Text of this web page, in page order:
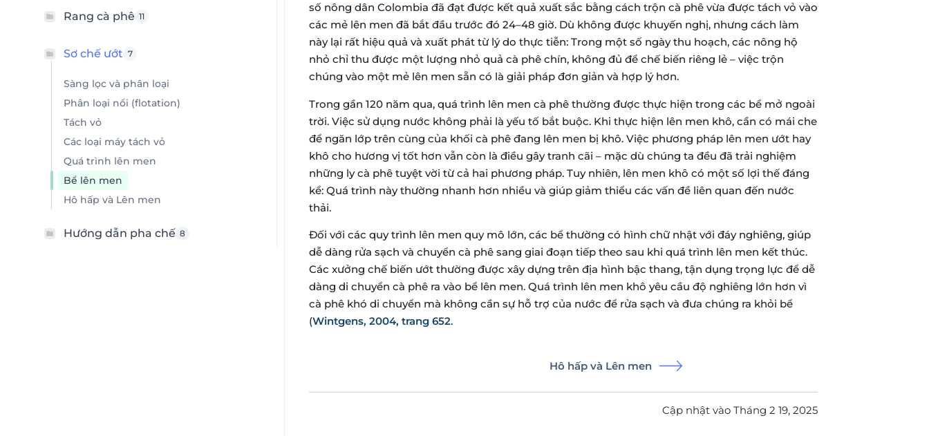
Rang cà phê 11
Sơ chế ướt 7
Sàng lọc và phân loại
Phân loại nổi (flotation)
Tách vỏ
Các loại máy tách vỏ
Quá trình lên men
Bể lên men
Hô hấp và Lên men
Hướng dẫn pha chế 8
số nông dân Colombia đã đạt được kết quả xuất sắc bằng cách trộn cà phê vừa được tách vỏ vào
các mẻ lên men đã bắt đầu trước đó 24–48 giờ. Dù không được khuyến nghị, nhưng cách làm
này lại rất hiệu quả và xuất phát từ lý do thực tiễn: Trong một số ngày thu hoạch, các nông hộ
nhỏ chỉ thu được một lượng nhỏ quả cà phê chín, không đủ để chế biến riêng lẻ – việc trộn
chúng vào một mẻ lên men sẵn có là giải pháp đơn giản và hợp lý hơn.
Trong gần 120 năm qua, quá trình lên men cà phê thường được thực hiện trong các bể mở ngoài
trời. Việc sử dụng nước không phải là yếu tố bắt buộc. Khi thực hiện lên men khô, cần có mái che
để ngăn lớp trên cùng của khối cà phê đang lên men bị khô. Việc phương pháp lên men ướt hay
khô cho hương vị tốt hơn vẫn còn là điều gây tranh cãi – mặc dù chúng ta đều đã trải nghiệm
những ly cà phê tuyệt vời từ cả hai phương pháp. Tuy nhiên, lên men khô có một số lợi thế đáng
kể: Quá trình này thường nhanh hơn nhiều và giúp giảm thiểu các vấn đề liên quan đến nước
thải.
Đối với các quy trình lên men quy mô lớn, các bể thường có hình chữ nhật với đáy nghiêng, giúp
dễ dàng rửa sạch và chuyển cà phê sang giai đoạn tiếp theo sau khi quá trình lên men kết thúc.
Các xưởng chế biến ướt thường được xây dựng trên địa hình bậc thang, tận dụng trọng lực để dễ
dàng di chuyển cà phê ra vào bể lên men. Quá trình lên men khô yêu cầu độ nghiêng lớn hơn vì
cà phê khó di chuyển mà không cần sự hỗ trợ của nước để rửa sạch và đưa chúng ra khỏi bể
(Wintgens, 2004, trang 652.
Hô hấp và Lên men
Cập nhật vào Tháng 2 19, 2025